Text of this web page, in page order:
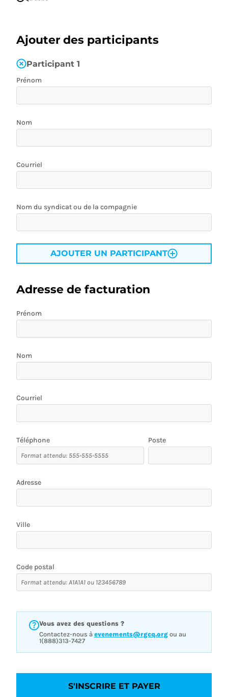
Ajouter des participants
Participant 1
Prénom
Nom
Courriel
Nom du syndicat ou de la compagnie
AJOUTER UN PARTICIPANT
Adresse de facturation
Prénom
Nom
Courriel
Téléphone Poste
Adresse
Ville
Code postal
Vous avez des questions ?
Contactez-nous à evenements@rgcq.org ou au
1(888)313-7427
S'INSCRIRE ET PAYER